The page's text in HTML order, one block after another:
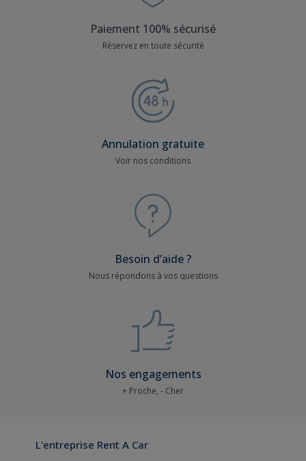
Paiement 100% sécurisé
Réservez en toute sécurité
Annulation gratuite
Voir nos conditions
Besoin d’aide ?
Nous répondons à vos questions
Nos engagements
+ Proche, - Cher
L'entreprise Rent A Car